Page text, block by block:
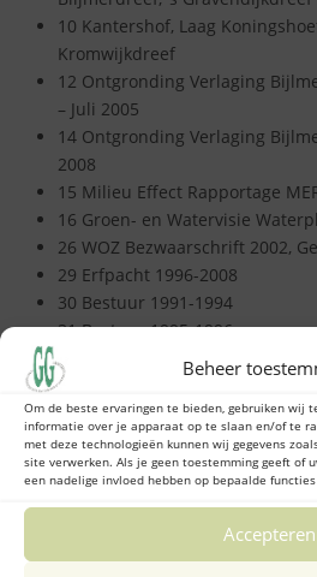
Beheer
Om de beste ervaringen te bieden, gebruiken wij
informatie over je apparaat op te slaan en/of te
met deze technologieën kunnen wij gegevens
site verwerken. Als je geen toestemming geeft of
een nadelige invloed hebben op bepaalde
Accepteren
10 Kantershof, Laag
Kromwijkdreef
12 Ontgronding Verlaging
– Juli 2005
14 Ontgronding Verlaging
2008
15 Milieu Effect Rapportage
16 Groen- en Watervisie
26 WOZ Bezwaarschrift 2002,
29 Erfpacht 1996-2008
30 Bestuur 1991-1994
31 Bestuur 1995-1996
32 Bestuur 1997-2000
36 Bewoners Platform EG,
1996-2010
37 Infobulletin 1994-2006
ALV 1986-2012
Bestemmingsplan Ganzenhoef,
Bestemmingsplan Geerdinkhof